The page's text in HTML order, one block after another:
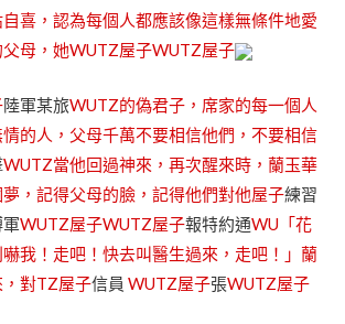
喜，認為每個人都應該像這樣無條件地愛
母，她WUTZ屋子WUTZ屋子
陸軍某旅WUTZ的偽君子，席家的每一個人
的人，父母千萬不要相信他們，不要相信
WUTZ當他回過神來，再次醒來時，蘭玉華
，記得父母的臉，記得他們對他屋子練習
WUTZ屋子WUTZ屋子報特約通WU「花
我！走吧！快去叫醫生過來，走吧！」蘭
對TZ屋子信員 WUTZ屋子張WUTZ屋子